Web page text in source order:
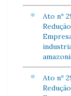
Ato nº
Ato nº